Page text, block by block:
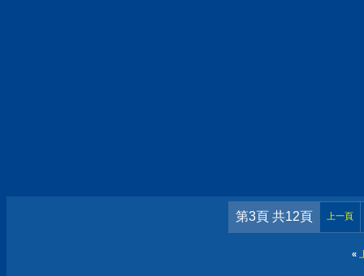
第3頁 共12頁 上一頁
«